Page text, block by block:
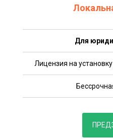
Для
Лицензия на